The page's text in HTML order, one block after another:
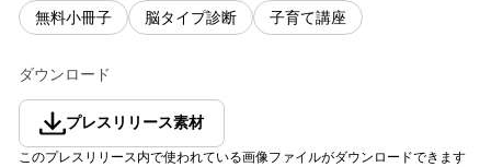
無料小冊子 脳タイプ診断 子育て講座
ダウンロード
プレスリリース素材
このプレスリリース内で使われている画像ファイルがダウンロードできます